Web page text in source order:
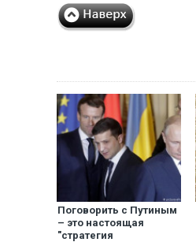
Поговорить с Путиным
– это настоящая
"стратегия